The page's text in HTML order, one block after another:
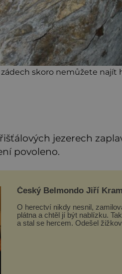
skoro nemůžete najít
jezerech
povoleno.
Český Belmondo Jiří
O herectví nikdy nesnil,
plátna a chtěl jí být nablízku.
a stal se hercem. Odešel